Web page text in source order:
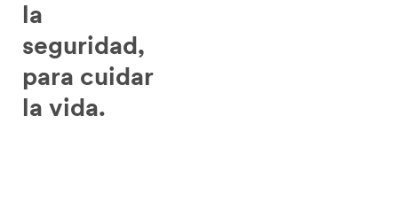
la
seguridad,
para cuidar
la vida.